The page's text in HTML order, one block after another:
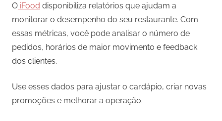
O iFood disponibiliza relatórios que ajudam a
monitorar o desempenho do seu restaurante. Com
essas métricas, você pode analisar o número de
pedidos, horários de maior movimento e feedback
dos clientes.
Use esses dados para ajustar o cardápio, criar novas
promoções e melhorar a operação.